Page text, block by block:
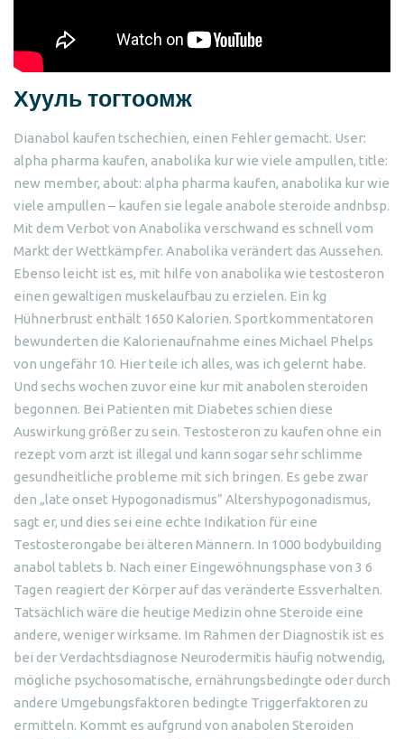
Хууль тогтоомж
Dianabol kaufen tschechien, einen Fehler gemacht. User:
alpha pharma kaufen, anabolika kur wie viele ampullen, title:
new member, about: alpha pharma kaufen, anabolika kur wie
viele ampullen – kaufen sie legale anabole steroide andnbsp.
Mit dem Verbot von Anabolika verschwand es schnell vom
Markt der Wettkämpfer. Anabolika verändert das Aussehen.
Ebenso leicht ist es, mit hilfe von anabolika wie testosteron
einen gewaltigen muskelaufbau zu erzielen. Ein kg
Hühnerbrust enthält 1650 Kalorien. Sportkommentatoren
bewunderten die Kalorienaufnahme eines Michael Phelps
von ungefähr 10. Hier teile ich alles, was ich gelernt habe.
Und sechs wochen zuvor eine kur mit anabolen steroiden
begonnen. Bei Patienten mit Diabetes schien diese
Auswirkung größer zu sein. Testosteron zu kaufen ohne ein
rezept vom arzt ist illegal und kann sogar sehr schlimme
gesundheitliche probleme mit sich bringen. Es gebe zwar
den „late onset Hypogonadismus” Altershypogonadismus,
sagt er, und dies sei eine echte Indikation für eine
Testosterongabe bei älteren Männern. In 1000 bodybuilding
anabol tablets b. Nach einer Eingewöhnungsphase von 3 6
Tagen reagiert der Körper auf das veränderte Essverhalten.
Tatsächlich wäre die heutige Medizin ohne Steroide eine
andere, weniger wirksame. Im Rahmen der Diagnostik ist es
bei der Verdachtsdiagnose Neurodermitis häufig notwendig,
mögliche psychosomatische, ernährungsbedingte oder durch
andere Umgebungsfaktoren bedingte Triggerfaktoren zu
ermitteln. Kommt es aufgrund von anabolen Steroiden